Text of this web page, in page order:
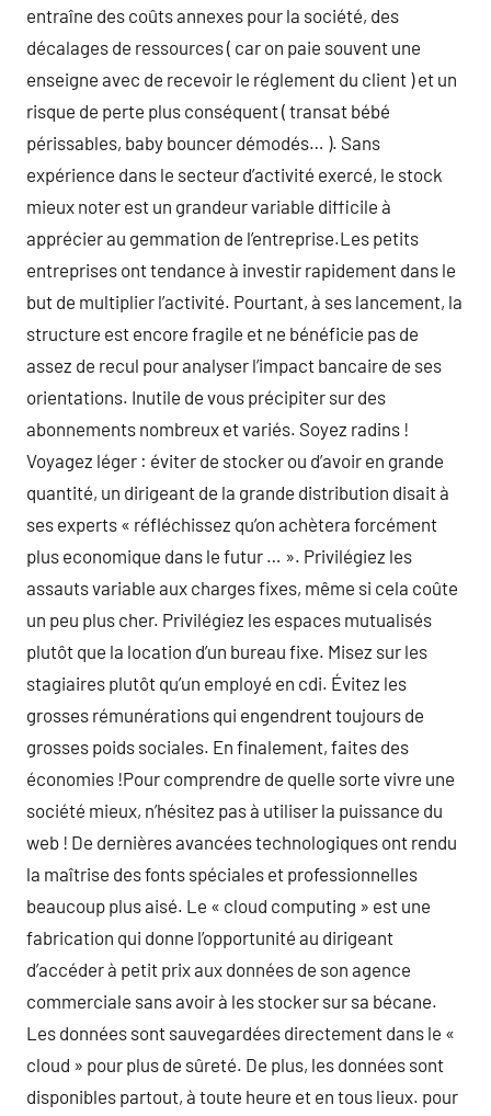
entraîne des coûts annexes pour la société, des
décalages de ressources ( car on paie souvent une
enseigne avec de recevoir le réglement du client ) et un
risque de perte plus conséquent ( transat bébé
périssables, baby bouncer démodés… ). Sans
expérience dans le secteur d’activité exercé, le stock
mieux noter est un grandeur variable difficile à
apprécier au gemmation de l’entreprise.Les petits
entreprises ont tendance à investir rapidement dans le
but de multiplier l’activité. Pourtant, à ses lancement, la
structure est encore fragile et ne bénéficie pas de
assez de recul pour analyser l’impact bancaire de ses
orientations. Inutile de vous précipiter sur des
abonnements nombreux et variés. Soyez radins !
Voyagez léger : éviter de stocker ou d’avoir en grande
quantité, un dirigeant de la grande distribution disait à
ses experts « réfléchissez qu’on achètera forcément
plus economique dans le futur … ». Privilégiez les
assauts variable aux charges fixes, même si cela coûte
un peu plus cher. Privilégiez les espaces mutualisés
plutôt que la location d’un bureau fixe. Misez sur les
stagiaires plutôt qu’un employé en cdi. Évitez les
grosses rémunérations qui engendrent toujours de
grosses poids sociales. En finalement, faites des
économies !Pour comprendre de quelle sorte vivre une
société mieux, n’hésitez pas à utiliser la puissance du
web ! De dernières avancées technologiques ont rendu
la maîtrise des fonts spéciales et professionnelles
beaucoup plus aisé. Le « cloud computing » est une
fabrication qui donne l’opportunité au dirigeant
d’accéder à petit prix aux données de son agence
commerciale sans avoir à les stocker sur sa bécane.
Les données sont sauvegardées directement dans le «
cloud » pour plus de sûreté. De plus, les données sont
disponibles partout, à toute heure et en tous lieux. pour